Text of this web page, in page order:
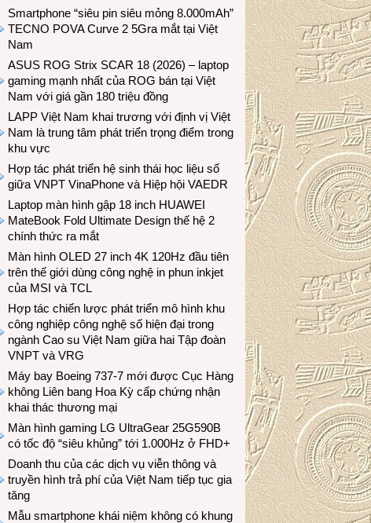
Smartphone “siêu pin siêu mỏng 8.000mAh”
TECNO POVA Curve 2 5Gra mắt tại Việt
Nam
ASUS ROG Strix SCAR 18 (2026) – laptop
gaming mạnh nhất của ROG bán tại Việt
Nam với giá gần 180 triệu đồng
LAPP Việt Nam khai trương với định vị Việt
Nam là trung tâm phát triển trọng điểm trong
khu vực
Hợp tác phát triển hệ sinh thái học liệu số
giữa VNPT VinaPhone và Hiệp hội VAEDR
Laptop màn hình gập 18 inch HUAWEI
MateBook Fold Ultimate Design thế hệ 2
chính thức ra mắt
Màn hình OLED 27 inch 4K 120Hz đầu tiên
trên thế giới dùng công nghệ in phun inkjet
của MSI và TCL
Hợp tác chiến lược phát triển mô hình khu
công nghiệp công nghệ số hiện đại trong
ngành Cao su Việt Nam giữa hai Tập đoàn
VNPT và VRG
Máy bay Boeing 737-7 mới được Cục Hàng
không Liên bang Hoa Kỳ cấp chứng nhận
khai thác thương mại
Màn hình gaming LG UltraGear 25G590B
có tốc độ “siêu khủng” tới 1.000Hz ở FHD+
Doanh thu của các dịch vụ viễn thông và
truyền hình trả phí của Việt Nam tiếp tục gia
tăng
Mẫu smartphone khái niệm không có khung